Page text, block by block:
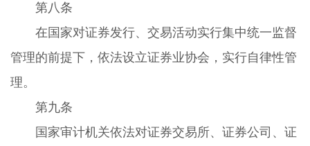
第八条
在国家对证券发行、交易活动实行集中统一监督
管理的前提下，依法设立证券业协会，实行自律性管
理。
第九条
国家审计机关依法对证券交易所、证券公司、证